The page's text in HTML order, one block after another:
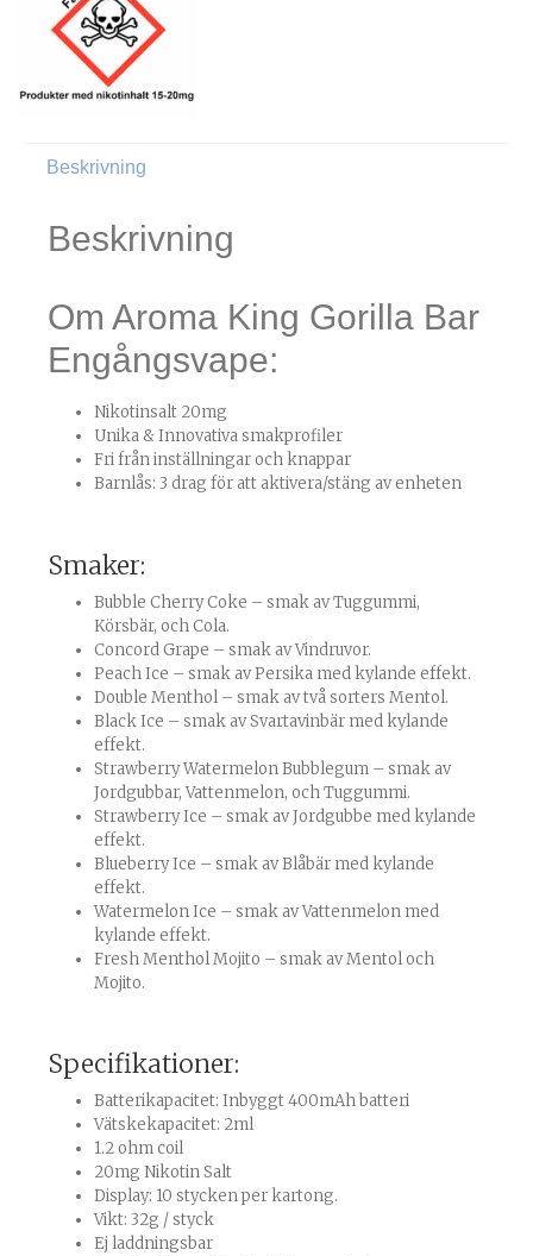
Beskrivning
Beskrivning
Om Aroma King Gorilla Bar
Engångsvape:
Nikotinsalt 20mg
Unika & Innovativa smakprofiler
Fri från inställningar och knappar
Barnlås: 3 drag för att aktivera/stäng av enheten
Smaker:
Bubble Cherry Coke – smak av Tuggummi,
Körsbär, och Cola.
Concord Grape – smak av Vindruvor.
Peach Ice – smak av Persika med kylande effekt.
Double Menthol – smak av två sorters Mentol.
Black Ice – smak av Svartavinbär med kylande
effekt.
Strawberry Watermelon Bubblegum – smak av
Jordgubbar, Vattenmelon, och Tuggummi.
Strawberry Ice – smak av Jordgubbe med kylande
effekt.
Blueberry Ice – smak av Blåbär med kylande
effekt.
Watermelon Ice – smak av Vattenmelon med
kylande effekt.
Fresh Menthol Mojito – smak av Mentol och
Mojito.
Specifikationer:
Batterikapacitet: Inbyggt 400mAh batteri
Vätskekapacitet: 2ml
1.2 ohm coil
20mg Nikotin Salt
Display: 10 stycken per kartong.
Vikt: 32g / styck
Ej laddningsbar